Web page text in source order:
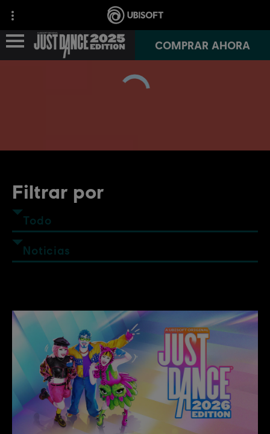
JUST DANCE VR
COMPRAR AHORA
Filtrar por